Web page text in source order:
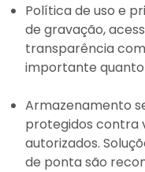
Política de uso e
de gravação,
transparência
importante
Armazenamento
protegidos contra
autorizados.
de ponta são